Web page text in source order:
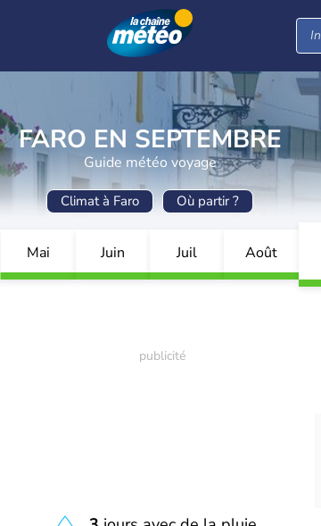
FARO EN SEPTEMBRE
Guide météo voyage
Climat à Faro Où partir ?
Mai Juin Juil Août